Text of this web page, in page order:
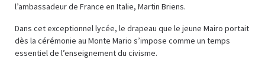
l’ambassadeur de France en Italie, Martin Briens.
Dans cet exceptionnel lycée, le drapeau que le jeune Mairo portait
dès la cérémonie au Monte Mario s’impose comme un temps
essentiel de l’enseignement du civisme.